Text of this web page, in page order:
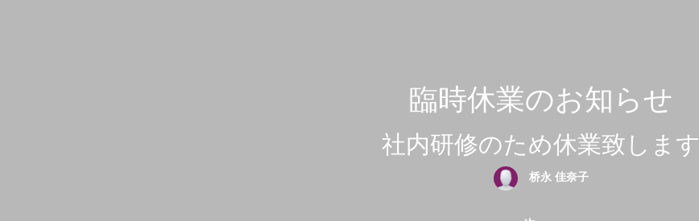
臨時休業のお知らせ
社内研修のため休業致します
桥永 佳奈子